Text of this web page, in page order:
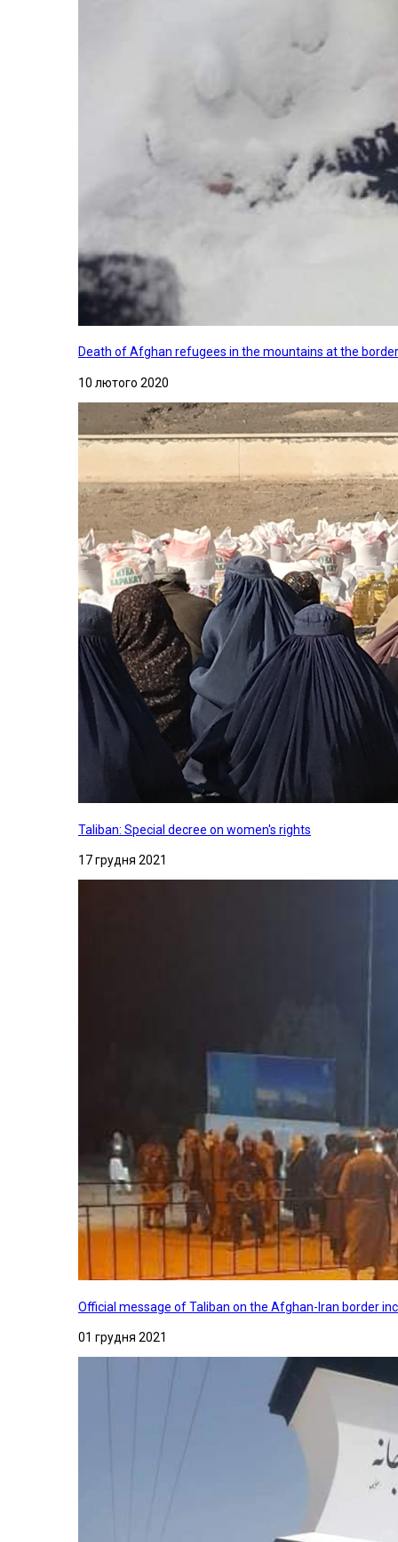
Death of Afghan refugees in the mountains at the
10 лютого 2020
Taliban: Special decree on women's rights
17 грудня 2021
Official message of Taliban on the Afghan-Iran border
01 грудня 2021